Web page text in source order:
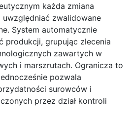
każda zmiana
uwzględniać zwalidowane
System automatycznie
produkcji, grupując zlecenia
zawartych w
i marszrutach. Ogranicza to
pozwala
surowców i
przez dział kontroli